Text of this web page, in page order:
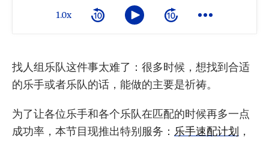
1.0x
找人组乐队这件事太难了：很多时候，想找到合适
的乐手或者乐队的话，能做的主要是祈祷。
为了让各位乐手和各个乐队在匹配的时候再多一点
成功率，本节目现推出特别服务： 乐手速配计划 ，